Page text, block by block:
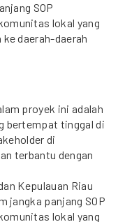
SOP
lokal yang
daerah-daerah
proyek ini adalah
bertempat tinggal di
di
terbantu dengan
Kepulauan Riau
jangka panjang SOP
lokal yang